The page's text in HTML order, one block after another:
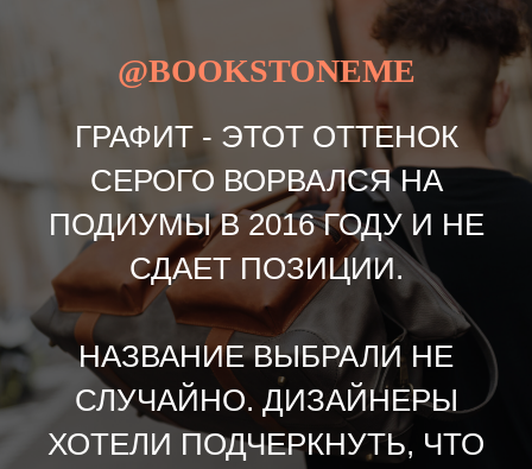
@BOOKSTONEME
ГРАФИТ - ЭТОТ ОТТЕНОК
СЕРОГО ВОРВАЛСЯ НА
ПОДИУМЫ В 2016 ГОДУ И НЕ
СДАЕТ ПОЗИЦИИ.
НАЗВАНИЕ ВЫБРАЛИ НЕ
СЛУЧАЙНО. ДИЗАЙНЕРЫ
ХОТЕЛИ ПОДЧЕРКНУТЬ, ЧТО